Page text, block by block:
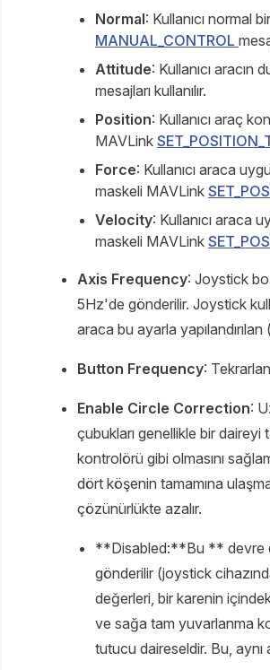
Normal: Kullanıcı normal
MANUAL_CONTROL
Attitude: Kullanıcı
mesajları kullanılır.
Position: Kullanıcı araç
MAVLink
Force: Kullanıcı araca
maskeli MAVLink
Velocity: Kullanıcı araca
maskeli MAVLink
Axis Frequency: Joystick
5Hz'de gönderilir. Joystick
araca bu ayarla
Button Frequency:
Enable Circle Correction:
çubukları genellikle bir
kontrolörü gibi olmasını
dört köşenin tamamına
çözünürlükte azalır.
**Disabled:**Bu ** devre
gönderilir (joystick
değerleri, bir karenin
ve sağa tam yuvarlanma
tutucu daireseldir. Bu,